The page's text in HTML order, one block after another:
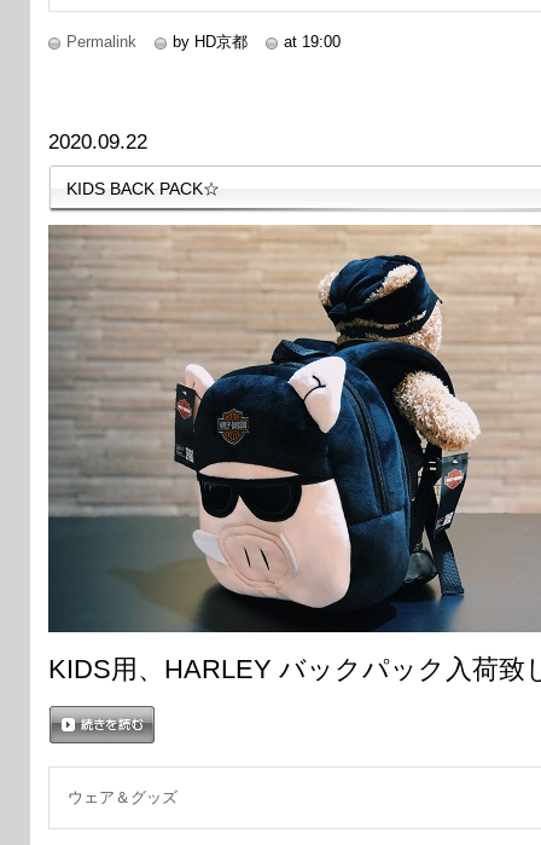
Permalink by HD京都 at 19:00
2020.09.22
KIDS BACK PACK☆
KIDS用、HARLEY バックパック入荷致
ウェア＆グッズ